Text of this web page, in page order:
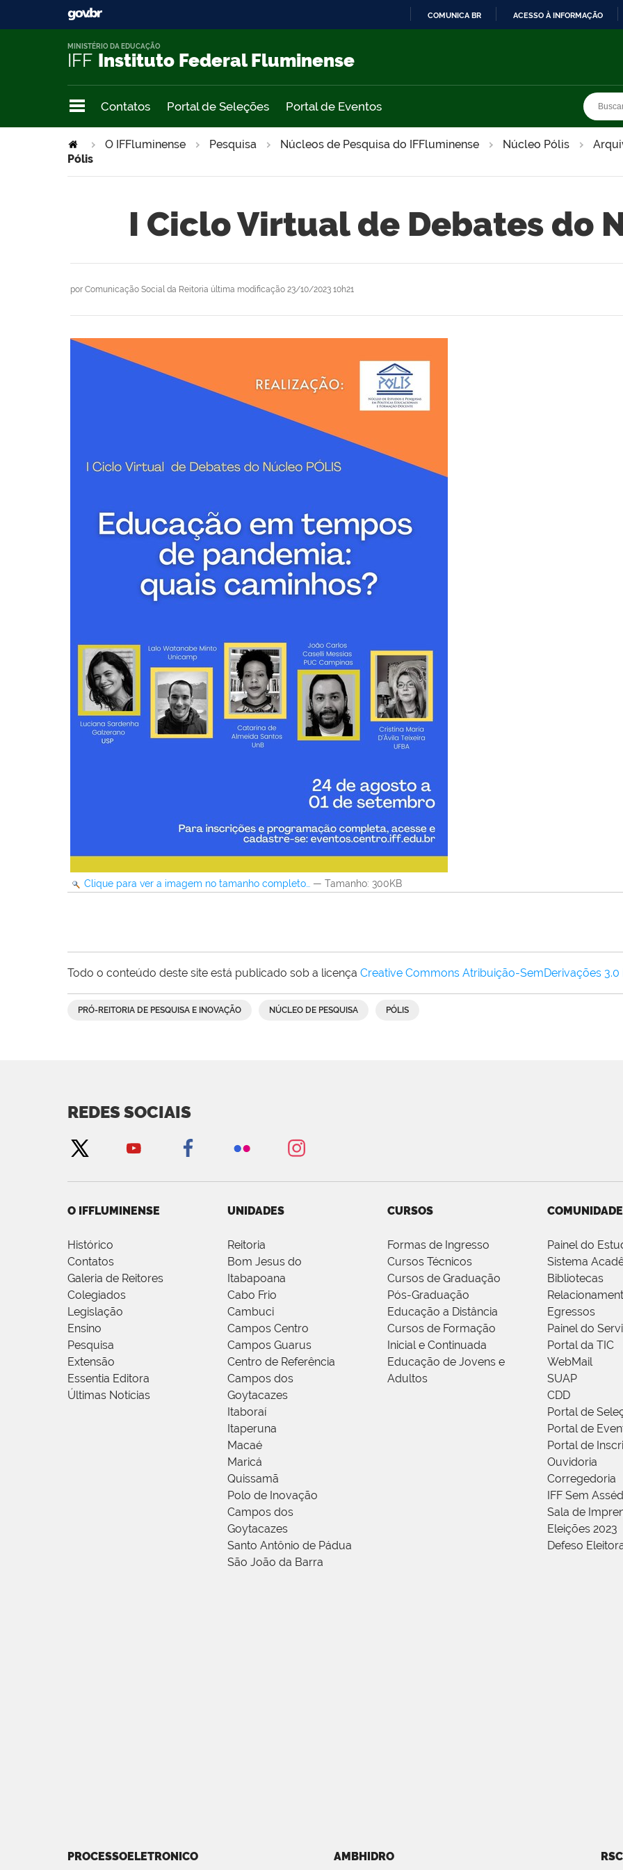
COMUNICA BR ACESSO À INFORMAÇÃO
IFF Instituto Federal Fluminense
MINISTÉRIO DA EDUCAÇÃO
Contatos Portal de Seleções Portal de Eventos
O IFFluminense Pesquisa Núcleos de Pesquisa do IFFluminense Núcleo Pólis
Pólis
I Ciclo Virtual de Debates do
por Comunicação Social da Reitoria última modificação 23/10/2023 10h21
Clique para ver a imagem no tamanho completo… — Tamanho: 300KB
Todo o conteúdo deste site está publicado sob a licença Creative Commons Atribuição-SemDerivações
PRÓ-REITORIA DE PESQUISA E INOVAÇÃO NÚCLEO DE PESQUISA PÓLIS
REDES SOCIAIS
O IFFLUMINENSE
Histórico
Contatos
Galeria de Reitores
Colegiados
Legislação
Ensino
Pesquisa
Extensão
Essentia Editora
Últimas Notícias
UNIDADES
Reitoria
Bom Jesus do
Itabapoana
Cabo Frio
Cambuci
Campos Centro
Campos Guarus
Centro de Referência
Campos dos
Goytacazes
Itaboraí
Itaperuna
Macaé
Maricá
Quissamã
Polo de Inovação
Campos dos
Goytacazes
Santo Antônio de Pádua
São João da Barra
CURSOS
Formas de Ingresso
Cursos Técnicos
Cursos de Graduação
Pós-Graduação
Educação a Distância
Cursos de Formação
Inicial e Continuada
Educação de Jovens e
Adultos
COMUNIDADE
Painel do
Sistema
Bibliotecas
Egressos
Painel do
Portal da TIC
WebMail
SUAP
CDD
Portal de
Portal de
Portal de
Ouvidoria
Corregedoria
IFF Sem
Sala de
Eleições 2023
Defeso
PROCESSOELETRONICO AMBHIDRO